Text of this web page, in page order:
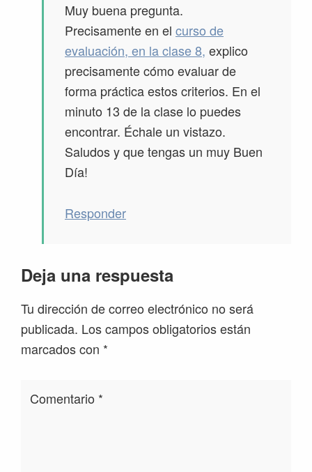
Muy buena pregunta.
Precisamente en el curso de
evaluación, en la clase 8, explico
precisamente cómo evaluar de
forma práctica estos criterios. En el
minuto 13 de la clase lo puedes
encontrar. Échale un vistazo.
Saludos y que tengas un muy Buen
Día!
Responder
Deja una respuesta
Tu dirección de correo electrónico no será
publicada. Los campos obligatorios están
marcados con *